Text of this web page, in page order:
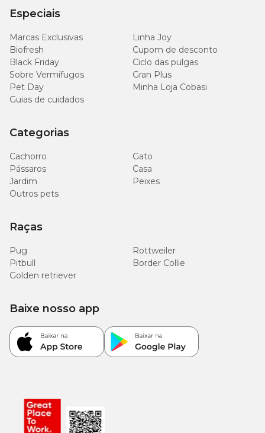
Especiais
Marcas Exclusivas
Linha Joy
Biofresh
Cupom de desconto
Black Friday
Ciclo das pulgas
Sobre Vermífugos
Gran Plus
Pet Day
Minha Loja Cobasi
Guias de cuidados
Categorias
Cachorro
Gato
Pássaros
Casa
Jardim
Peixes
Outros pets
Raças
Pug
Rottweiler
Pitbull
Border Collie
Golden retriever
Baixe nosso app